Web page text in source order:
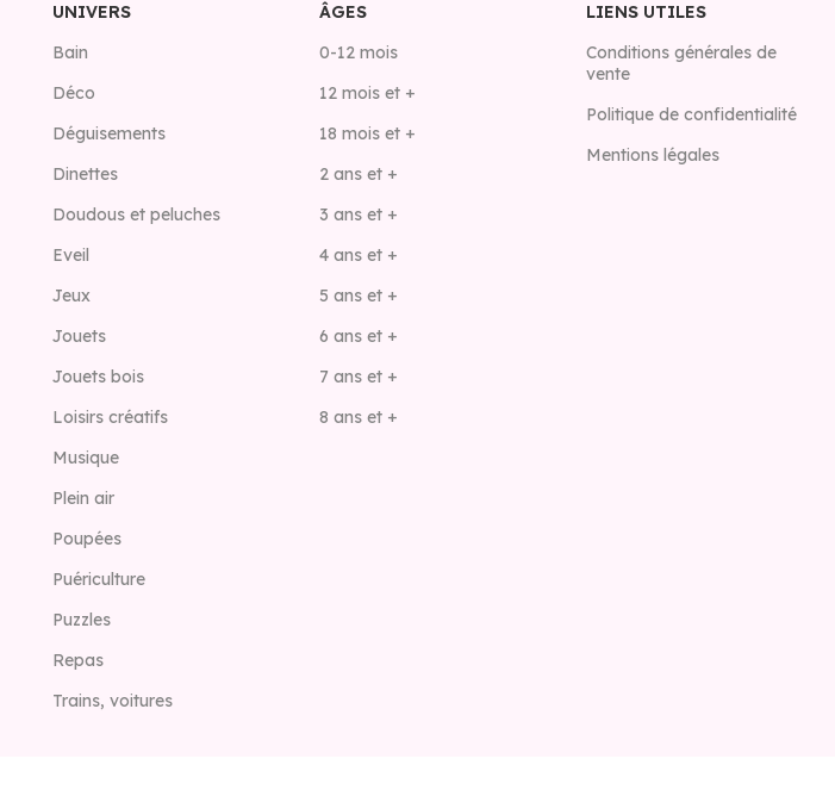
UNIVERS
Bain
Déco
Déguisements
Dinettes
Doudous et peluches
Eveil
Jeux
Jouets
Jouets bois
Loisirs créatifs
Musique
Plein air
Poupées
Puériculture
Puzzles
Repas
Trains, voitures
ÂGES
0-12 mois
12 mois et +
18 mois et +
2 ans et +
3 ans et +
4 ans et +
5 ans et +
6 ans et +
7 ans et +
8 ans et +
LIENS UTILES
Conditions générales de
vente
Politique de confidentialité
Mentions légales